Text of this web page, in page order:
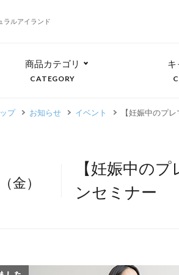
ラルアイランド
商品カテゴリ
CATEGORY
キ
プ お知らせ イベント 【妊娠中のプ
（金）
【妊娠中の
ンセミナー